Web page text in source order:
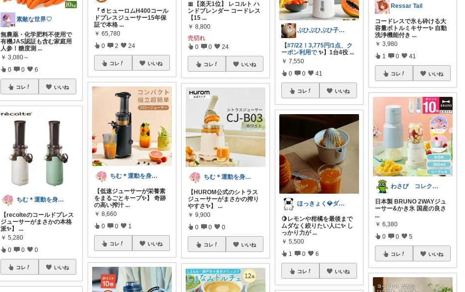
素敵な世界♡
無農薬・化学肥料不使用で
有機JAS認証も含む家庭用
人参！糖度測 ...
￥ 3,080～
0 0 6
コレ いいね
ちむ＊運動を身近に、ハッピーに＊
【recolteのコールドプレス
ジューサーがまさかの本格
派✨】
...
￥ 5,280
0 0 0
コレ いいね
『🥤ヒューロムH400コール
ドプレスジューサー15年保
証で本格 ...
￥ 65,780
0 2 24
コレ いいね
ちむ＊運動を身近に、ハッピーに＊
【低速ジューサーが栄養素
をまるごとキープ✨】 奇跡
の高い搾汁 ...
￥ 8,660
0 0 1
コレ いいね
🎀【楽天1位】 レコルト ハ
ンドブレンダー コードレス
【15 ...
￥ 8,800
売切れ
0 0 24
コレ いいね
ちむ＊運動を身近に、ハッピーに＊
【HUROM公式のシトラス
ジューサーがまさかの搾り
やすさ✨】...
￥ 9,900
0 0 0
コレ いいね
ぶひぶひぶひ子・暑いの苦手・・・辛い
【#7/22！3,775円/1点、ク
ーポン利用で✨】1台4役 ...
￥ 7,550
0 0 41
コレ いいね
ほっきょく💎ダイヤモンド会員💎
🍋レモンや柑橘を最後まで
ムダなく絞りたい人に✨ し
っかり力が ...
￥ 5,500
1 0 6
コレ いいね
Ressar Tail
コードレスで氷も砕ける大
容量ボトルミキサー✨ 自動
洗浄機能付き ...
￥ 3,980
1 0 41
コレ いいね
わさび コレクションもご利用ください
日本製 BRUNO 2WAYジュ
ーサー&かき氷 国産の良さ
...
￥ 6,380
0 0 5
コレ いいね